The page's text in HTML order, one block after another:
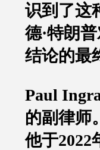
识到了这
德·特朗
结论的最
Paul
的副律师。
他于2022